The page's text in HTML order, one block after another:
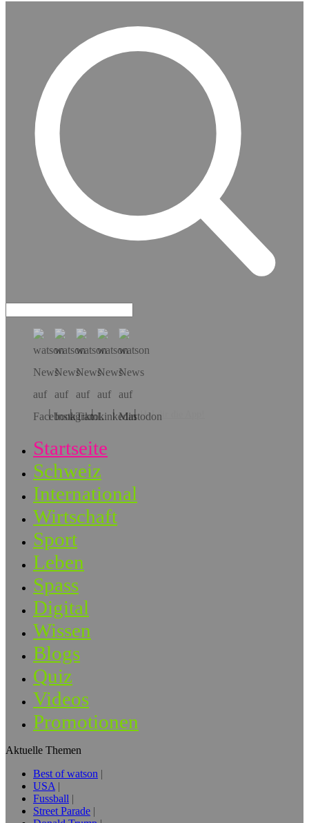
Hol dir die App!
Startseite
Schweiz
International
Wirtschaft
Sport
Leben
Spass
Digital
Wissen
Blogs
Quiz
Videos
Promotionen
Aktuelle Themen
Best of watson
USA
Fussball
Street Parade